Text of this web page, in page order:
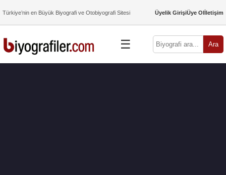
Türkiye’nin en Büyük Biyografi ve Otobiyografi Sitesi Üyelik GirişiÜye Olİletişim
☰ Ara